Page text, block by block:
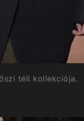
téli kollekciója.